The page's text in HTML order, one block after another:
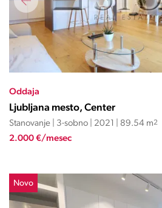
Oddaja
Ljubljana mesto, Center
Stanovanje | 3-sobno | 2021 | 89.54 m2
2.000 €/mesec
Novo